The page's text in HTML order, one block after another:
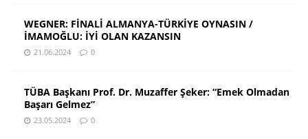
WEGNER: FİNALİ ALMANYA-TÜRKİYE OYNASIN /
İMAMOĞLU: İYİ OLAN KAZANSIN
21.06.2024 0
TÜBA Başkanı Prof. Dr. Muzaffer Şeker: “Emek Olmadan
Başarı Gelmez”
23.05.2024 0